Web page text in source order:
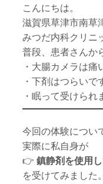
こんにちは。
滋賀県草津市南草
みつだ内科クリニ
普段、患者さんか
・大腸カメラは痛
・下剤はつらいで
・眠って受けられ
今回の体験につい
実際に私自身が
👉鎮静剤を使用
を受けてみました。